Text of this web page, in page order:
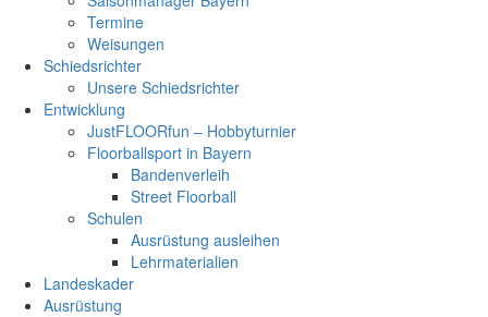
Termine
Weisungen
Schiedsrichter
Unsere Schiedsrichter
Entwicklung
JustFLOORfun – Hobbyturnier
Floorballsport in Bayern
Bandenverleih
Street Floorball
Schulen
Ausrüstung ausleihen
Lehrmaterialien
Landeskader
Ausrüstung